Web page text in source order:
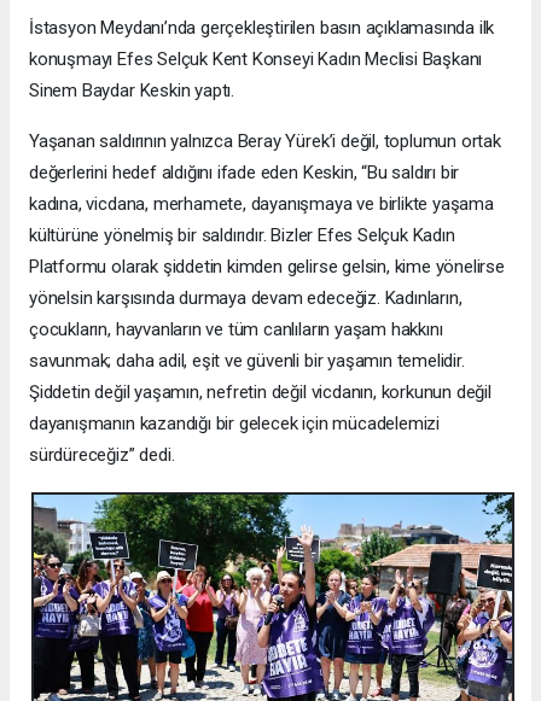
İstasyon Meydanı’nda gerçekleştirilen basın açıklamasında ilk
konuşmayı Efes Selçuk Kent Konseyi Kadın Meclisi Başkanı
Sinem Baydar Keskin yaptı.
Yaşanan saldırının yalnızca Beray Yürek’i değil, toplumun ortak
değerlerini hedef aldığını ifade eden Keskin, “Bu saldırı bir
kadına, vicdana, merhamete, dayanışmaya ve birlikte yaşama
kültürüne yönelmiş bir saldırıdır. Bizler Efes Selçuk Kadın
Platformu olarak şiddetin kimden gelirse gelsin, kime yönelirse
yönelsin karşısında durmaya devam edeceğiz. Kadınların,
çocukların, hayvanların ve tüm canlıların yaşam hakkını
savunmak; daha adil, eşit ve güvenli bir yaşamın temelidir.
Şiddetin değil yaşamın, nefretin değil vicdanın, korkunun değil
dayanışmanın kazandığı bir gelecek için mücadelemizi
sürdüreceğiz” dedi.